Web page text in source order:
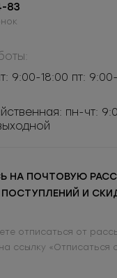
83
9:00-18:00 пт:
пн-чт:
НА ПОЧТОВУЮ
И
отписаться от
ссылку «Отписаться